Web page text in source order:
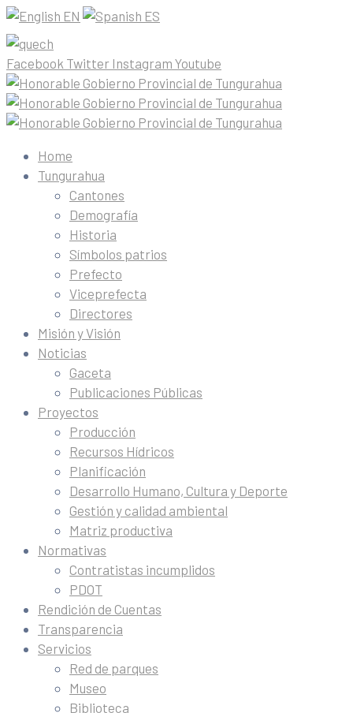
EN ES
Facebook Twitter Instagram Youtube
Home
Tungurahua
Cantones
Demografía
Historia
Símbolos patrios
Prefecto
Viceprefecta
Directores
Misión y Visión
Noticias
Gaceta
Publicaciones Públicas
Proyectos
Producción
Recursos Hídricos
Planificación
Desarrollo Humano, Cultura y Deporte
Gestión y calidad ambiental
Matriz productiva
Normativas
Contratistas incumplidos
PDOT
Rendición de Cuentas
Transparencia
Servicios
Red de parques
Museo
Biblioteca